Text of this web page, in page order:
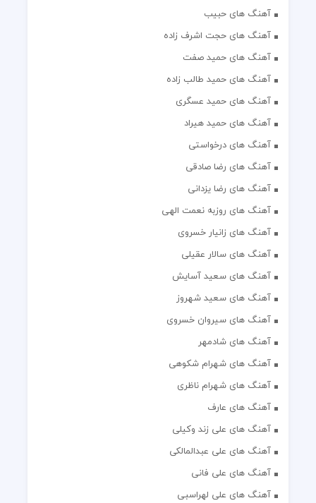
آهنگ های حبیب
آهنگ های حجت اشرف زاده
آهنگ های حمید صفت
آهنگ های حمید طالب زاده
آهنگ های حمید عسگری
آهنگ های حمید هیراد
آهنگ های درخواستی
آهنگ های رضا صادقی
آهنگ های رضا یزدانی
آهنگ های روزبه نعمت الهی
آهنگ های زانیار خسروی
آهنگ های سالار عقیلی
آهنگ های سعید آسایش
آهنگ های سعید شهروز
آهنگ های سیروان خسروی
آهنگ های شادمهر
آهنگ های شهرام شکوهی
آهنگ های شهرام ناظری
آهنگ های عارف
آهنگ های علی زند وکیلی
آهنگ های علی عبدالمالکی
آهنگ های علی فانی
آهنگ های علی لهراسبی